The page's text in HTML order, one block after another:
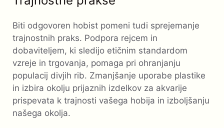
Biti odgovoren hobist pomeni tudi sprejemanje
trajnostnih praks. Podpora rejcem in
dobaviteljem, ki sledijo etičnim standardom
vzreje in trgovanja, pomaga pri ohranjanju
populacij divjih rib. Zmanjšanje uporabe plastike
in izbira okolju prijaznih izdelkov za akvarije
prispevata k trajnosti vašega hobija in izboljšanju
našega okolja.